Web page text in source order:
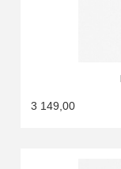
3 149,00